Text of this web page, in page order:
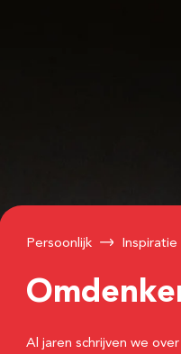
Persoonlijk Inspiratie
Al jaren schrijven we